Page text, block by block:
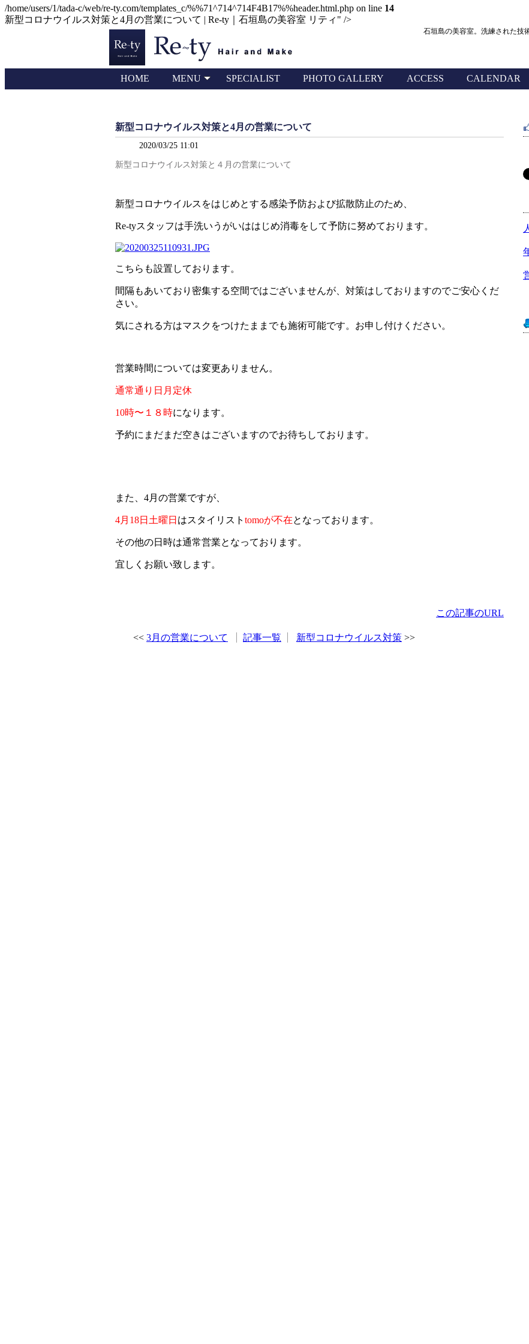
/home/users/1/tada-c/web/re-ty.com/templates_c/%%71^714^714F4B17%%header.html.php on line 14
新型コロナウイルス対策と4月の営業について | Re-ty｜石垣島の美容室 リティ" />
石垣島の美容室。洗練された技
HOME MENU SPECIALIST PHOTO GALLERY ACCESS CALENDAR
新型コロナウイルス対策と4月の営業について
2020/03/25 11:01
新型コロナウイルス対策と４月の営業について
新型コロナウイルスをはじめとする感染予防および拡散防止のため、
Re-tyスタッフは手洗いうがいははじめ消毒をして予防に努めております。
こちらも設置しております。
間隔もあいており密集する空間ではございませんが、対策はしておりますのでご安心くだ
さい。
気にされる方はマスクをつけたままでも施術可能です。お申し付けください。
営業時間については変更ありません。
通常通り日月定休
10時〜１８時になります。
予約にまだまだ空きはございますのでお待ちしております。
また、4月の営業ですが、
4月18日土曜日 はスタイリスト tomoが不在となっております。
その他の日時は通常営業となっております。
宜しくお願い致します。
この記事のURL
3月の営業について 記事一覧 新型コロナウイルス対策